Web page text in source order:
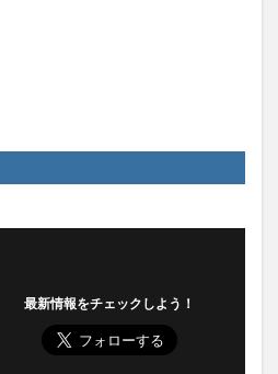
最新情報をチェックしよう！